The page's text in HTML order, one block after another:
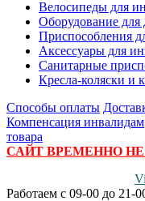
Велосипеды для
Оборудование для
Приспособления
Аксессуары для
Санитарные
Кресла-коляски и
Способы оплаты
Компенсация инвалидам
товара
САЙТ ВРЕМЕННО НЕ
Работаем с 09-00 до 21-